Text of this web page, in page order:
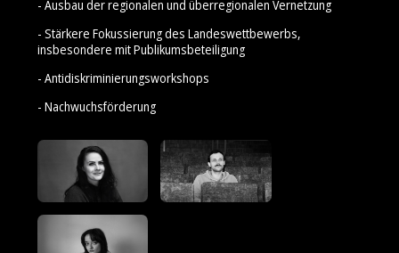
- Ausbau der regionalen und überregionalen Vernetzung
- Stärkere Fokussierung des Landeswettbewerbs,
insbesondere mit Publikumsbeteiligung
- Antidiskriminierungsworkshops
- Nachwuchsförderung